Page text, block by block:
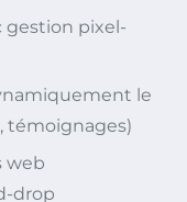
gestion pixel-
le
témoignages)
web
drop